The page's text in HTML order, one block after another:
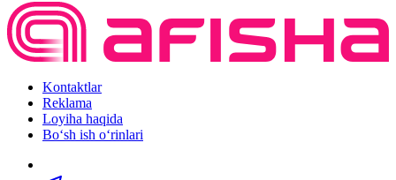
Kontaktlar
Reklama
Loyiha haqida
Bo‘sh ish o‘rinlari